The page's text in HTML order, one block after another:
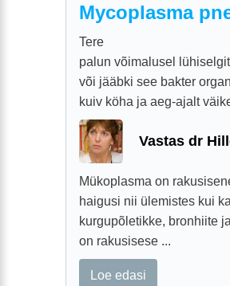
Mycoplasma
Tere
palun võimalusel
või jääbki see bakter
kuiv köha ja aeg-ajalt
Vastas dr
Mükoplasma on
haigusi nii ülemistes kui
kurgupõletikke, bronhiite
on rakusisese ...
Loe edasi